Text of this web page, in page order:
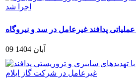
09 آبان 1404